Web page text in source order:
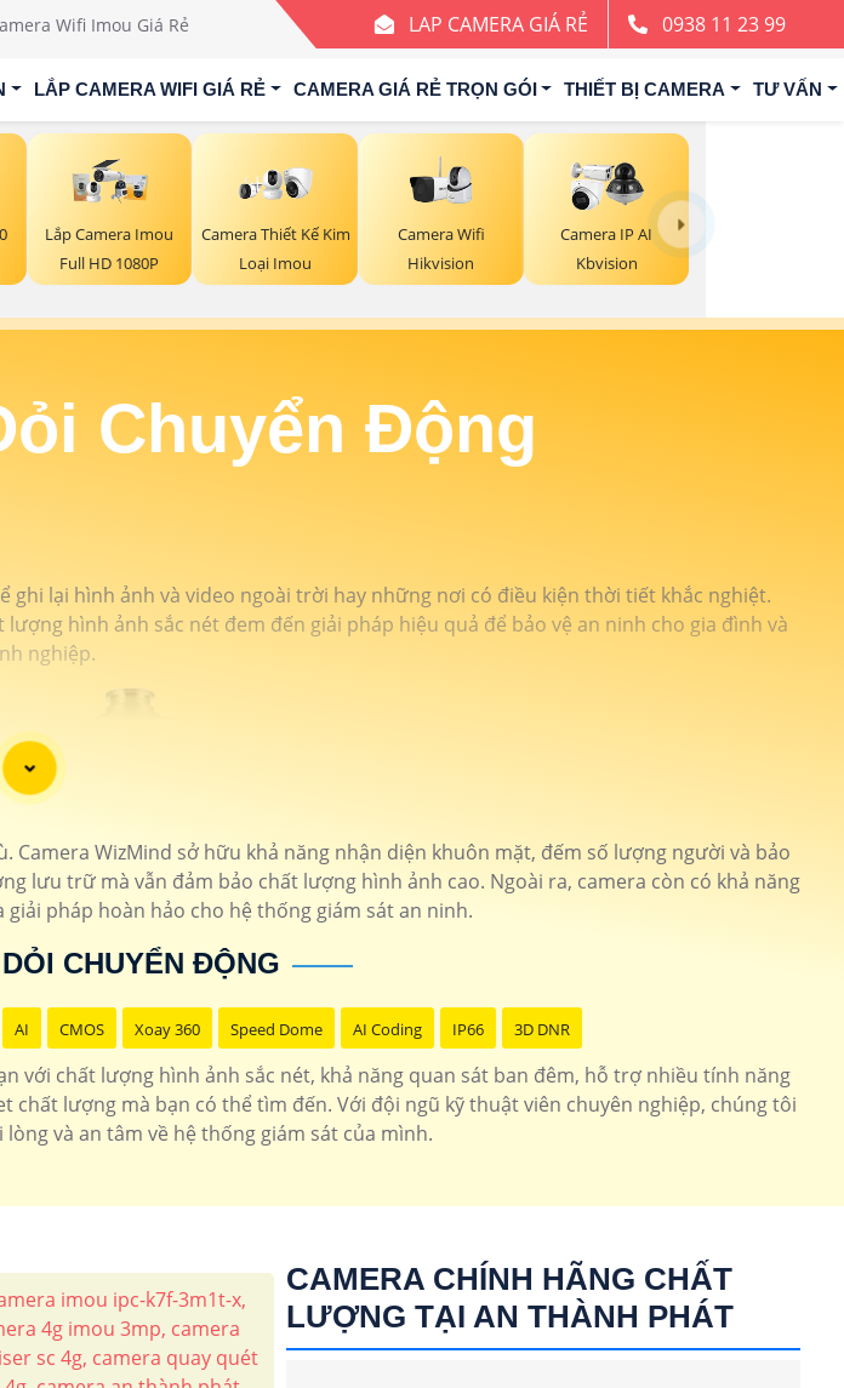
Wifi Imou Giá Rẻ LAP CAMERA GIÁ RẺ 0938 11 23 99
LẮP CAMERA WIFI GIÁ RẺ CAMERA GIÁ RẺ TRỌN GÓI THIẾT BỊ CAMERA TƯ VẤN
Lắp Camera Imou
Full HD 1080P
Camera Thiết Kế Kim
Loại Imou
Camera Wifi
Hikvision
Camera IP AI
Kbvision
Chuyển Động
lại hình ảnh và video ngoài trời hay những nơi có điều kiện thời tiết khắc nghiệt.
hình ảnh sắc nét đem đến giải pháp hiệu quả để bảo vệ an ninh cho gia đình và
nghiệp.
WizMind sở hữu khả năng nhận diện khuôn mặt, đếm số lượng người và bảo
lưu trữ mà vẫn đảm bảo chất lượng hình ảnh cao. Ngoài ra, camera còn có khả năng
pháp hoàn hảo cho hệ thống giám sát an ninh.
CHUYỂN ĐỘNG
AI CMOS Xoay 360 Speed Dome AI Coding IP66 3D DNR
với chất lượng hình ảnh sắc nét, khả năng quan sát ban đêm, hỗ trợ nhiều tính năng
chất lượng mà bạn có thể tìm đến. Với đội ngũ kỹ thuật viên chuyên nghiệp, chúng tôi
và an tâm về hệ thống giám sát của mình.
CAMERA CHÍNH HÃNG CHẤT
LƯỢNG TẠI AN THÀNH PHÁT